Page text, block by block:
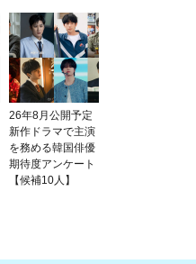
26年8月公開予定
新作ドラマで主演
を務める韓国俳優
期待度アンケート
【候補10人】